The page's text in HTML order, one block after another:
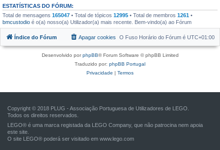
ESTATÍSTICAS DO FÓRUM:
Total de mensagens 165047 • Total de tópicos 12995 • Total de membros 1261 •
bmcustodio é o(a) nosso(a) Utilizador(a) mais recente. Bem-vindo(a) ao Fórum
Índice do Fórum O Fuso Horário do Fórum é UTC+01:00
Apagar cookies
Desenvolvido porphpBB® Forum Software © phpBB Limited
Traduzido por: phpBB Portugal
Privacidade | Termos
Copyright © 2018 PLUG - Associação Portuguesa de Utilizadores de LEGO.
Todos os direitos reservados.
LEGO® é uma marca registada da LEGO Company, que não patrocina nem apoia
este site.
O site LEGO® poderá ser visitado em www.lego.com